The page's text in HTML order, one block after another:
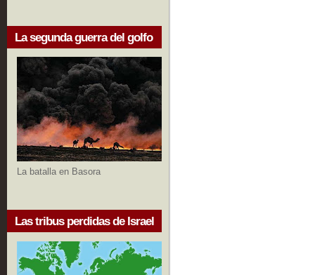
La segunda guerra del golfo
La batalla en Basora
Las tribus perdidas de Israel